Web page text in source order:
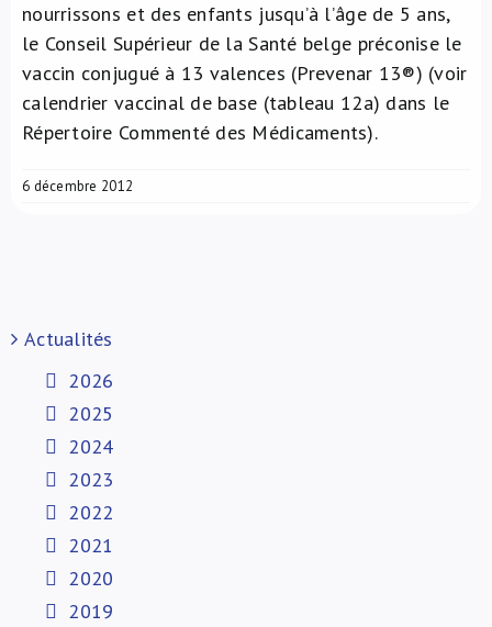
nourrissons et des enfants jusqu’à l’âge de 5 ans,
le Conseil Supérieur de la Santé belge préconise le
vaccin conjugué à 13 valences (Prevenar 13®) (voir
calendrier vaccinal de base (tableau 12a) dans le
Répertoire Commenté des Médicaments).
6 décembre 2012
Actualités
2026
2025
2024
2023
2022
2021
2020
2019